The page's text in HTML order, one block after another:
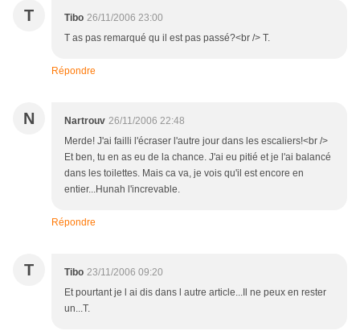
T Tibo 26/11/2006 23:00
T as pas remarqué qu il est pas passé?<br /> T.
Répondre
N Nartrouv 26/11/2006 22:48
Merde! J'ai failli l'écraser l'autre jour dans les escaliers!<br />
Et ben, tu en as eu de la chance. J'ai eu pitié et je l'ai balancé
dans les toilettes. Mais ca va, je vois qu'il est encore en
entier...Hunah l'increvable.
Répondre
T Tibo 23/11/2006 09:20
Et pourtant je l ai dis dans l autre article...Il ne peux en rester
un...T.